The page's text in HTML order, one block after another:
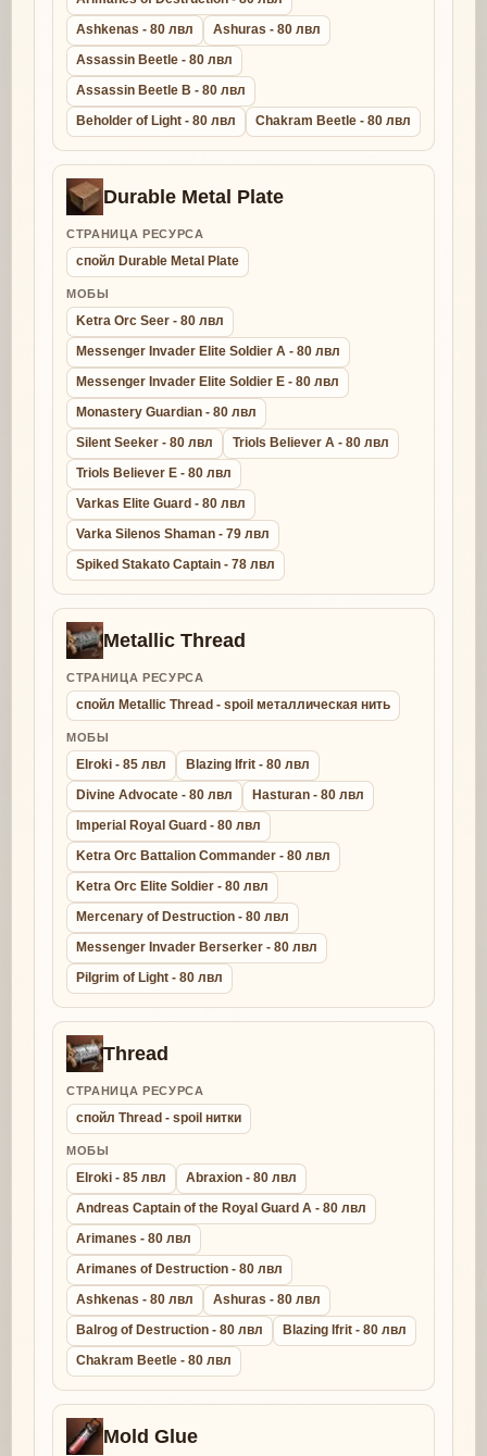
Ashkenas - 80 лвл
Ashuras - 80 лвл
Assassin Beetle - 80 лвл
Assassin Beetle B - 80 лвл
Beholder of Light - 80 лвл
Chakram Beetle - 80 лвл
Durable Metal Plate
СТРАНИЦА РЕСУРСА
спойл Durable Metal Plate
МОБЫ
Ketra Orc Seer - 80 лвл
Messenger Invader Elite Soldier A - 80 лвл
Messenger Invader Elite Soldier E - 80 лвл
Monastery Guardian - 80 лвл
Silent Seeker - 80 лвл
Triols Believer A - 80 лвл
Triols Believer E - 80 лвл
Varkas Elite Guard - 80 лвл
Varka Silenos Shaman - 79 лвл
Spiked Stakato Captain - 78 лвл
Metallic Thread
СТРАНИЦА РЕСУРСА
спойл Metallic Thread - spoil металлическая нить
МОБЫ
Elroki - 85 лвл
Blazing Ifrit - 80 лвл
Divine Advocate - 80 лвл
Hasturan - 80 лвл
Imperial Royal Guard - 80 лвл
Ketra Orc Battalion Commander - 80 лвл
Ketra Orc Elite Soldier - 80 лвл
Mercenary of Destruction - 80 лвл
Messenger Invader Berserker - 80 лвл
Pilgrim of Light - 80 лвл
Thread
СТРАНИЦА РЕСУРСА
спойл Thread - spoil нитки
МОБЫ
Elroki - 85 лвл
Abraxion - 80 лвл
Andreas Captain of the Royal Guard A - 80 лвл
Arimanes - 80 лвл
Arimanes of Destruction - 80 лвл
Ashkenas - 80 лвл
Ashuras - 80 лвл
Balrog of Destruction - 80 лвл
Blazing Ifrit - 80 лвл
Chakram Beetle - 80 лвл
Mold Glue